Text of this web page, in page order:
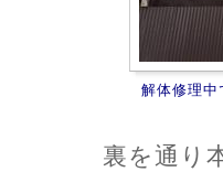
解体修理中
裏を通り